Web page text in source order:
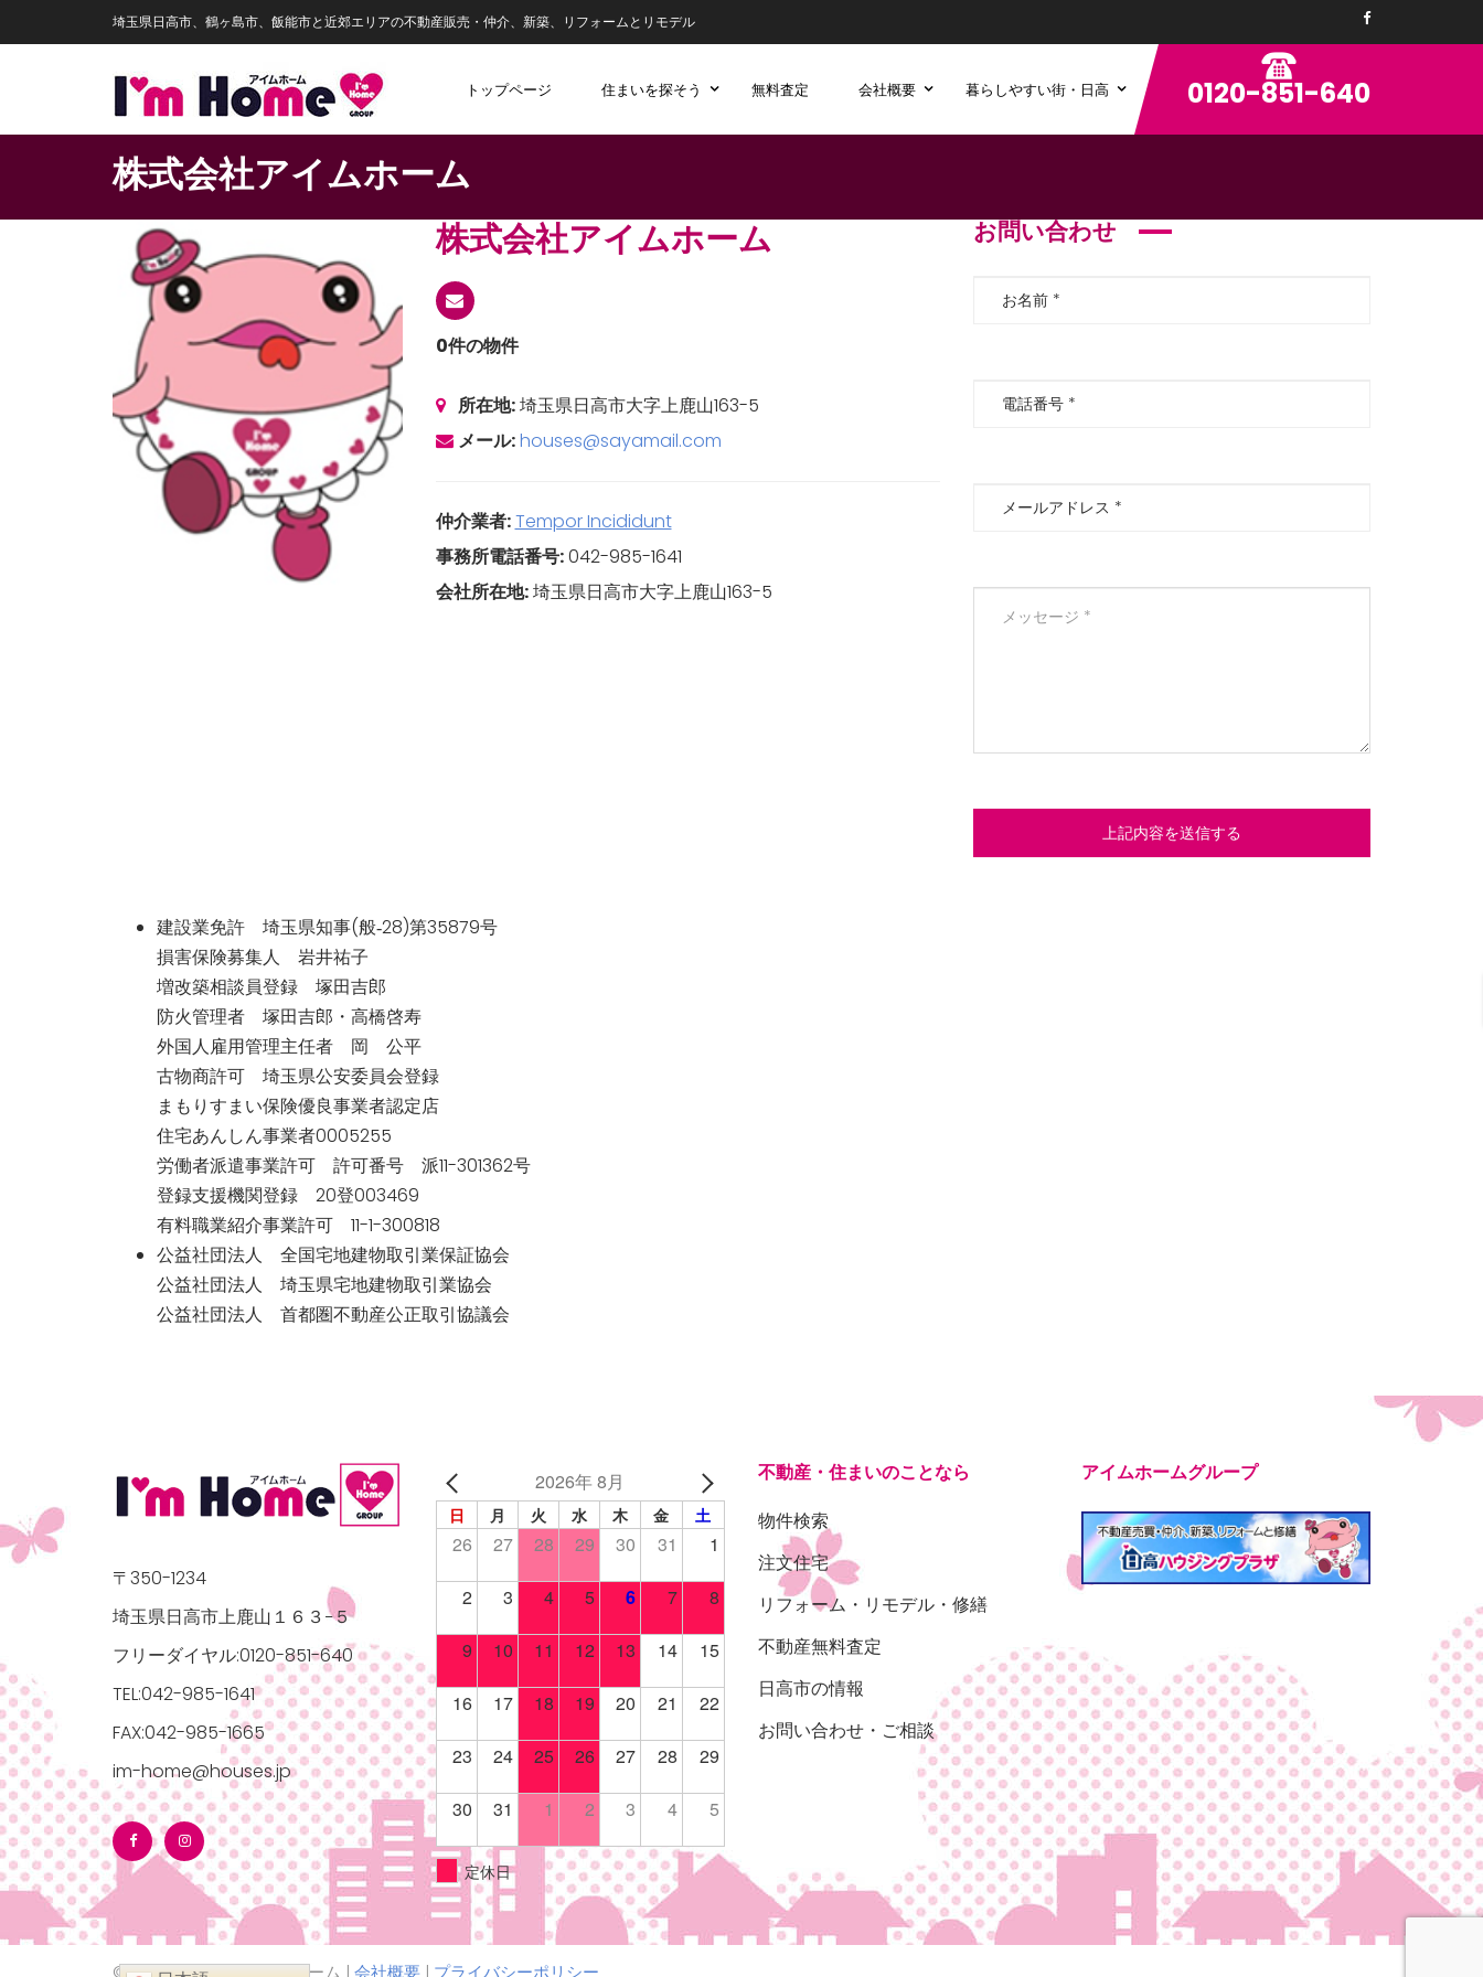
埼玉県日高市、鶴ヶ島市、飯能市と近郊エリアの不動産販売・仲介、新築、リフォームとリモデル
トップページ 住まいを探そう 無料査定 会社概要 暮らしやすい街・日高 0120-851-640
株式会社アイムホーム
株式会社アイムホーム
0件の物件
所在地:埼玉県日高市大字上鹿山163-5
メール:houses@sayamail.com
仲介業者:Tempor Incididunt
事務所電話番号:042-985-1641
会社所在地:埼玉県日高市大字上鹿山163-5
お問い合わせ
上記内容を送信する
建設業免許 埼玉県知事(般‐28)第35879号
損害保険募集人 岩井祐子
増改築相談員登録 塚田吉郎
防火管理者 塚田吉郎・高橋啓寿
外国人雇用管理主任者 岡 公平
古物商許可 埼玉県公安委員会登録
まもりすまい保険優良事業者認定店
住宅あんしん事業者0005255
労働者派遣事業許可 許可番号 派11-301362号
登録支援機関登録 20登003469
有料職業紹介事業許可 11-1-300818
公益社団法人 全国宅地建物取引業保証協会
公益社団法人 埼玉県宅地建物取引業協会
公益社団法人 首都圏不動産公正取引協議会
〒350-1234
埼玉県日高市上鹿山１６３−５
フリーダイヤル:0120-851-640
TEL:042-985-1641
FAX:042-985-1665
im-home@houses.jp
2026年 8月
日 月 火 水 木 金 土
26 27 28 29 30 31 1
2 3 4 5 6 7 8
9 10 11 12 13 14 15
16 17 18 19 20 21 22
23 24 25 26 27 28 29
30 31 1 2 3 4 5
定休日
不動産・住まいのことなら
物件検索
注文住宅
リフォーム・リモデル・修繕
不動産無料査定
日高市の情報
お問い合わせ・ご相談
アイムホームグループ
© 2026 株式会社アイムホーム | 会社概要 | プライバシーポリシー